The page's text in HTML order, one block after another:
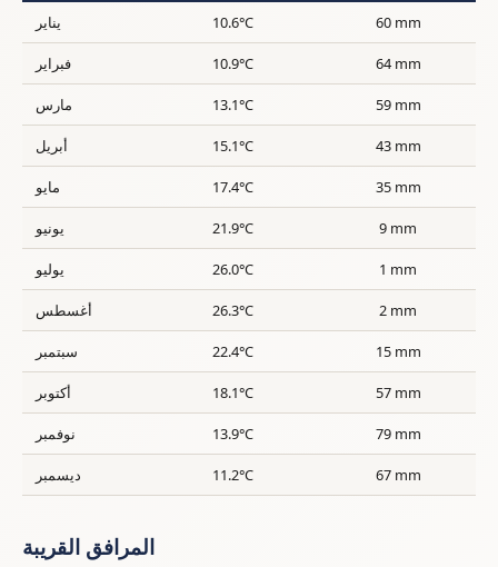
يناير 10.6°C 60 mm
فبراير 10.9°C 64 mm
مارس 13.1°C 59 mm
أبريل 15.1°C 43 mm
مايو 17.4°C 35 mm
يونيو 21.9°C 9 mm
يوليو 26.0°C 1 mm
أغسطس 26.3°C 2 mm
سبتمبر 22.4°C 15 mm
أكتوبر 18.1°C 57 mm
نوفمبر 13.9°C 79 mm
ديسمبر 11.2°C 67 mm
المرافق القريبة